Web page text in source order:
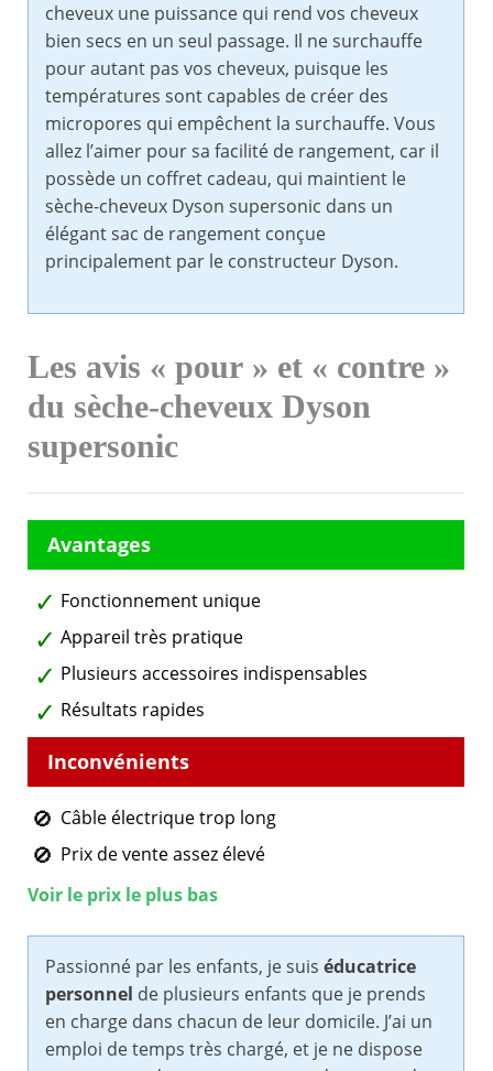
cheveux une puissance qui rend vos cheveux
bien secs en un seul passage. Il ne surchauffe
pour autant pas vos cheveux, puisque les
températures sont capables de créer des
micropores qui empêchent la surchauffe. Vous
allez l’aimer pour sa facilité de rangement, car il
possède un coffret cadeau, qui maintient le
sèche-cheveux Dyson supersonic dans un
élégant sac de rangement conçue
principalement par le constructeur Dyson.
Les avis « pour » et « contre »
du sèche-cheveux Dyson
supersonic
Fonctionnement unique
Appareil très pratique
Plusieurs accessoires indispensables
Résultats rapides
Câble électrique trop long
Prix de vente assez élevé
Voir le prix le plus bas
Passionné par les enfants, je suis éducatrice
personnel de plusieurs enfants que je prends
en charge dans chacun de leur domicile. J’ai un
emploi de temps très chargé, et je ne dispose